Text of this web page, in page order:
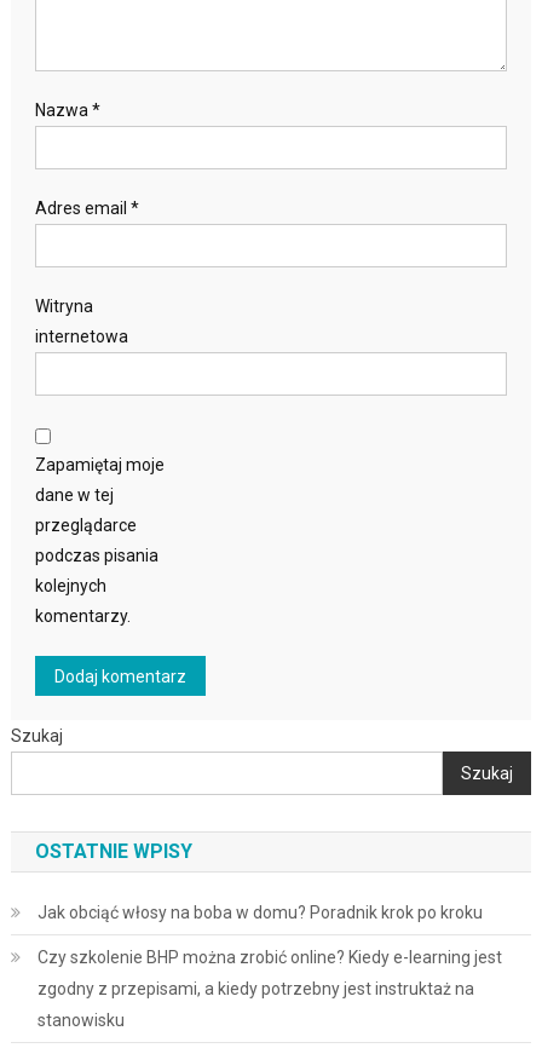
Nazwa *
Adres email *
Witryna
internetowa
Zapamiętaj moje
dane w tej
przeglądarce
podczas pisania
kolejnych
komentarzy.
Szukaj
Szukaj
OSTATNIE WPISY
Jak obciąć włosy na boba w domu? Poradnik krok po kroku
Czy szkolenie BHP można zrobić online? Kiedy e-learning jest
zgodny z przepisami, a kiedy potrzebny jest instruktaż na
stanowisku